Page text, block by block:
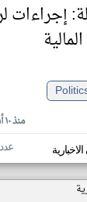
منذ ١٠ أشهر
عدد